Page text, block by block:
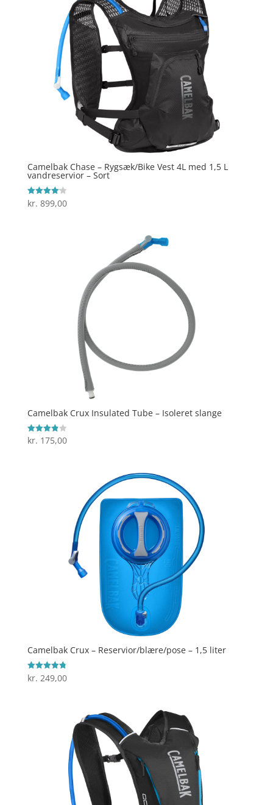
Camelbak Chase – Rygsæk/Bike Vest 4L med 1,5 L
vandreservior – Sort
Vurderet
4.1
kr. 899,00
Camelbak Crux Insulated Tube – Isoleret slange
Vurderet
3.9
kr. 175,00
Camelbak Crux – Reservior/blære/pose – 1,5 liter
Vurderet
4.8
kr. 249,00